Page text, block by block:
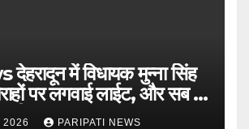
में विधायक मुन्ना सिंह
पर लगवाई लाईट, और सब में
2026 PARIPATI NEWS